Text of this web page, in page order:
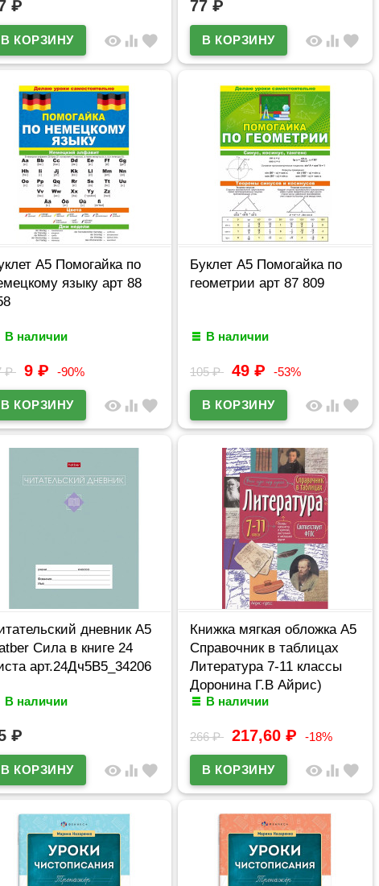
₽
visibility equalizer favorite
77₽
visibility equalizer favorite
А5 Помогайка по
языку арт 88
В наличии
₽ 9 ₽ -90%
visibility equalizer favorite
Буклет А5 Помогайка по
геометрии арт 87 809
В наличии
105₽ 49₽ -53%
visibility equalizer favorite
дневник А5
Сила в книге 24
арт.24Дч5В5_34206
В наличии
₽
visibility equalizer favorite
Книжка мягкая обложка А5
Справочник в таблицах
Литература 7-11 классы
Доронина Г.В Айрис)
арт.29656
В наличии
266₽ 217,60₽ -18%
visibility equalizer favorite